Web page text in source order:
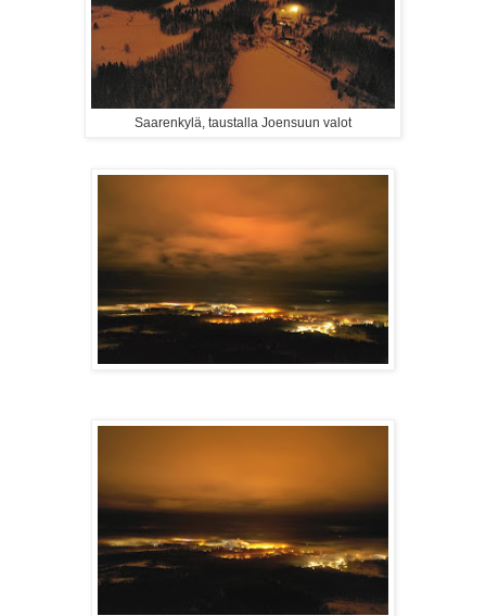
Saarenkylä, taustalla Joensuun valot